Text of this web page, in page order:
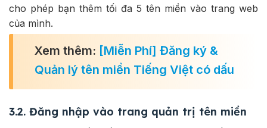
cho phép bạn thêm tối đa 5 tên miền vào trang web
của mình.
Xem thêm: [Miễn Phí] Đăng ký &
Quản lý tên miền Tiếng Việt có dấu
3.2. Đăng nhập vào trang quản trị tên miền